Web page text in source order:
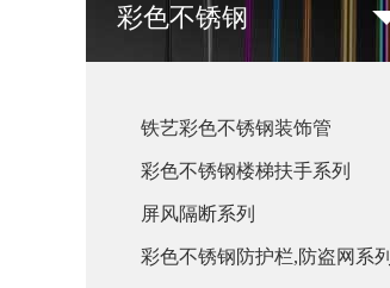
彩色不锈钢
铁艺彩色不锈钢装饰管
彩色不锈钢楼梯扶手系列
屏风隔断系列
彩色不锈钢防护栏,防盗网系列